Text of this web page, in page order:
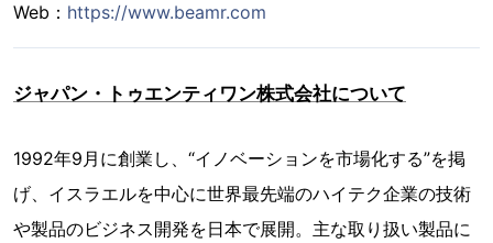
Web： https://www.beamr.com
ジャパン・トゥエンティワン株式会社について
1992年9月に創業し、“イノベーションを市場化する”を掲
げ、イスラエルを中心に世界最先端のハイテク企業の技術
や製品のビジネス開発を日本で展開。主な取り扱い製品に